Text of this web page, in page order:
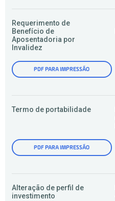
Requerimento de
Benefício de
Aposentadoria por
Invalidez
PDF PARA IMPRESSÃO
Termo de portabilidade
PDF PARA IMPRESSÃO
Alteração de perfil de
investimento